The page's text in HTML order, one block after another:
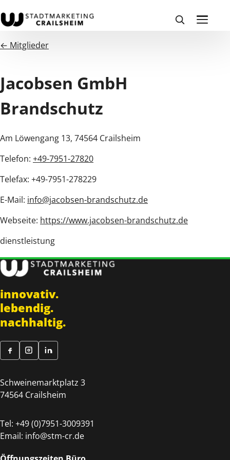
← Mitglieder
Jacobsen GmbH
Brandschutz
Am Löwengang 13, 74564 Crailsheim
Telefon: +49-7951-27820
Telefax: +49-7951-278229
E-Mail: info@jacobsen-brandschutz.de
Webseite: https://www.jacobsen-brandschutz.de
dienstleistung
innovativ.
lebendig.
nachhaltig.
Schweinemarktplatz 3
74564 Crailsheim
Tel: +49 (0)7951-3009391
Email: info@stm-cr.de